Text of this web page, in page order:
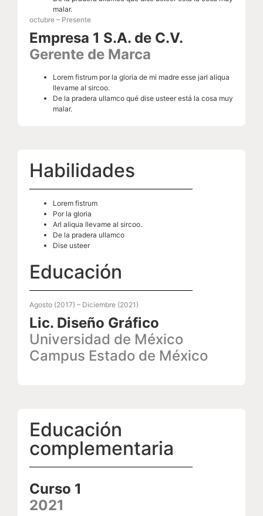
malar.
octubre – Presente
Empresa 1 S.A. de C.V.
Gerente de Marca
Lorem fistrum por la gloria de mi madre esse jarl aliqua
llevame al sircoo.
De la pradera ullamco qué dise usteer está la cosa muy
malar.
Habilidades
Lorem fistrum
Por la gloria
Arl aliqua llevame al sircoo.
De la pradera ullamco
Dise usteer
Educación
Agosto (2017) – Diciembre (2021)
Lic. Diseño Gráfico
Universidad de México
Campus Estado de México
Educación
complementaria
Curso 1
2021